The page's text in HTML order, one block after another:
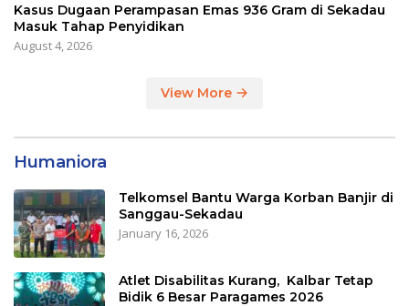
Kasus Dugaan Perampasan Emas 936 Gram di Sekadau
Masuk Tahap Penyidikan
August 4, 2026
View More
Humaniora
Telkomsel Bantu Warga Korban Banjir di
Sanggau-Sekadau
January 16, 2026
Atlet Disabilitas Kurang, Kalbar Tetap
Bidik 6 Besar Paragames 2026